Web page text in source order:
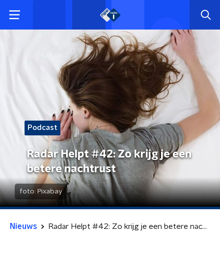
Podcast
Radar Helpt #42: Zo krijg je een
betere nachtrust
foto: Pixabay
Nieuws Radar Helpt #42: Zo krijg je een betere nachtrust